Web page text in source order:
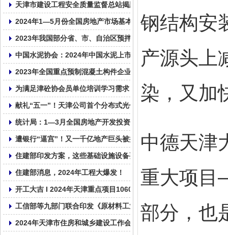
天津市建设工程安全质量监督总站揭牌成立
2024年1—5月份全国房地产市场基本情况
2023年我国部分省、市、自治区预拌混凝土产量统计表！
中国水泥协会：2024年中国水泥上市公司综合实力排名
2023年全国重点预制混凝土构件企业产量
为满足津砼协会员单位培训学习需求，帮助会员单位普及相关的
献礼“五一”！天津公司首个分布式光伏发电并网成功！
统计局：1—3月全国房地产开发投资22082亿元，同比下降9.5%
遭银行“逼宫”！又一千亿地产巨头被提出清盘申请
住建部印发方案，这些基础设施设备要更新！
住建部消息，2024年工程大爆发！
开工大吉 I 2024年天津重点项目1060个， 总投资2.01万亿！
工信部等九部门联合印发《原材料工业数字化转型工作方案（
2024年天津市住房和城乡建设工作会议召开
钢结构安
产源头上
染，又加
中德天津
重大项目
部分，也